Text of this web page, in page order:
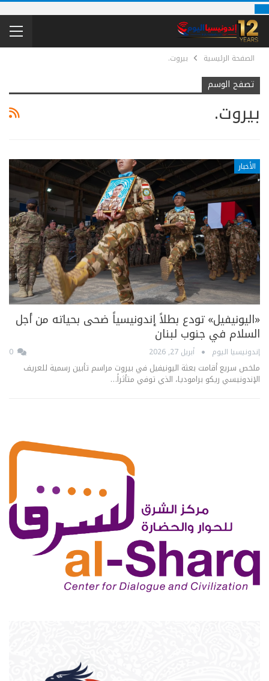
الصفحة الرئيسية بيروت.
تصفح الوسم
بيروت.
الأخبار
«اليونيفيل» تودع بطلاً إندونيسياً ضحى بحياته من أجل
السلام في جنوب لبنان
إندونيسيا اليوم أبريل 27, 2026
ملخص سريع أقامت بعثة اليونيفيل في بيروت مراسم تأبين رسمية للعريف
الإندونيسي ريكو براموديا، الذي توفي متأثراً…